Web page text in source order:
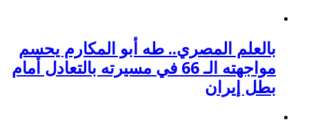
بالعلم المصري.. طه أبو المكارم يحسم
مواجهته الـ 66 في مسيرته بالتعادل أمام
بطل إيران